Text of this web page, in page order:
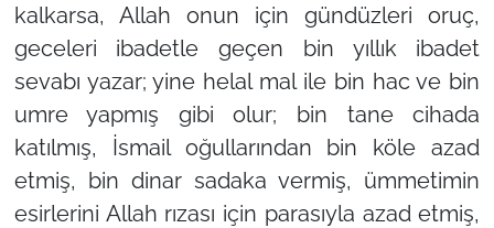
kalkarsa, Allah onun için gündüzleri oruç,
geceleri ibadetle geçen bin yıllık ibadet
sevabı yazar; yine helal mal ile bin hac ve bin
umre yapmış gibi olur; bin tane cihada
katılmış, İsmail oğullarından bin köle azad
etmiş, bin dinar sadaka vermiş, ümmetimin
esirlerini Allah rızası için parasıyla azad etmiş,